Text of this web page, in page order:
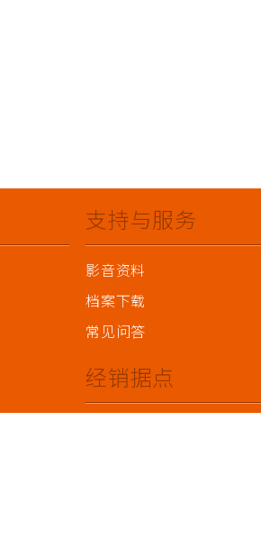
支持与服务
影音资料
档案下载
常见问答
经销据点